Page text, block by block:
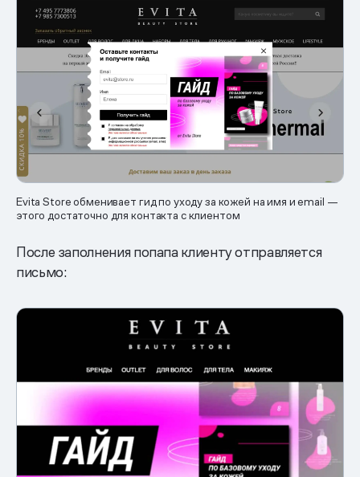
Evita Store обменивает гид по уходу за кожей на имя и email —
этого достаточно для контакта с клиентом
После заполнения попапа клиенту отправляется
письмо: